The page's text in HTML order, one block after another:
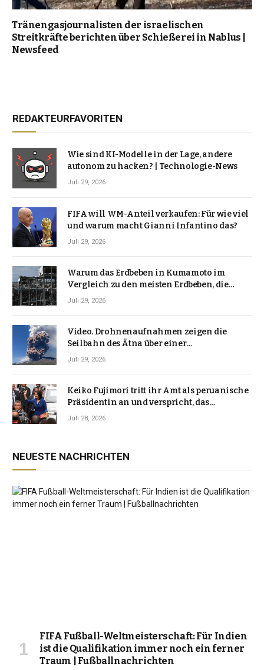
Tränengasjournalisten der israelischen
Streitkräfte berichten über Schießerei in Nablus |
Newsfeed
REDAKTEURFAVORITEN
Wie sind KI-Modelle in der Lage, andere
autonom zu hacken? | Technologie-News
Juli 29, 2026
FIFA will WM-Anteil verkaufen: Für wie viel
und warum macht Gianni Infantino das?
Juli 29, 2026
Warum das Erdbeben in Kumamoto im
Vergleich zu den meisten Erdbeben, die
Japan erschütterten, ungewöhnlich ist
Juli 29, 2026
Video. Drohnenaufnahmen zeigen die
Seilbahn des Ätna über einer
Vulkanlandschaft
Juli 29, 2026
Keiko Fujimori tritt ihr Amt als peruanische
Präsidentin an und verspricht, das
Jahrzehnt der Instabilität zu beenden
Juli 28, 2026
NEUESTE NACHRICHTEN
FIFA Fußball-Weltmeisterschaft: Für Indien
ist die Qualifikation immer noch ein ferner
Traum | Fußballnachrichten